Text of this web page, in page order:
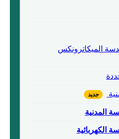
الميكاترونكس
جديد
المدنية
الكهربائية